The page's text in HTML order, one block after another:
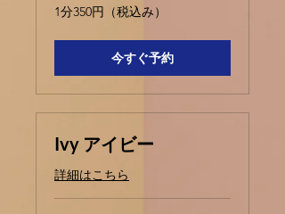
1
分
円
み）
1分350円（税込み）
今すぐ予約
Ivy アイビー
詳細はこちら